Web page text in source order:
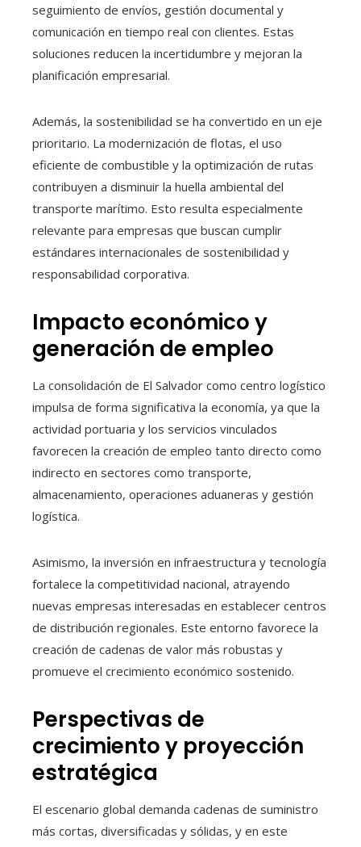
seguimiento de envíos, gestión documental y
comunicación en tiempo real con clientes. Estas
soluciones reducen la incertidumbre y mejoran la
planificación empresarial.
Además, la sostenibilidad se ha convertido en un eje
prioritario. La modernización de flotas, el uso
eficiente de combustible y la optimización de rutas
contribuyen a disminuir la huella ambiental del
transporte marítimo. Esto resulta especialmente
relevante para empresas que buscan cumplir
estándares internacionales de sostenibilidad y
responsabilidad corporativa.
Impacto económico y
generación de empleo
La consolidación de El Salvador como centro logístico
impulsa de forma significativa la economía, ya que la
actividad portuaria y los servicios vinculados
favorecen la creación de empleo tanto directo como
indirecto en sectores como transporte,
almacenamiento, operaciones aduaneras y gestión
logística.
Asimismo, la inversión en infraestructura y tecnología
fortalece la competitividad nacional, atrayendo
nuevas empresas interesadas en establecer centros
de distribución regionales. Este entorno favorece la
creación de cadenas de valor más robustas y
promueve el crecimiento económico sostenido.
Perspectivas de
crecimiento y proyección
estratégica
El escenario global demanda cadenas de suministro
más cortas, diversificadas y sólidas, y en este